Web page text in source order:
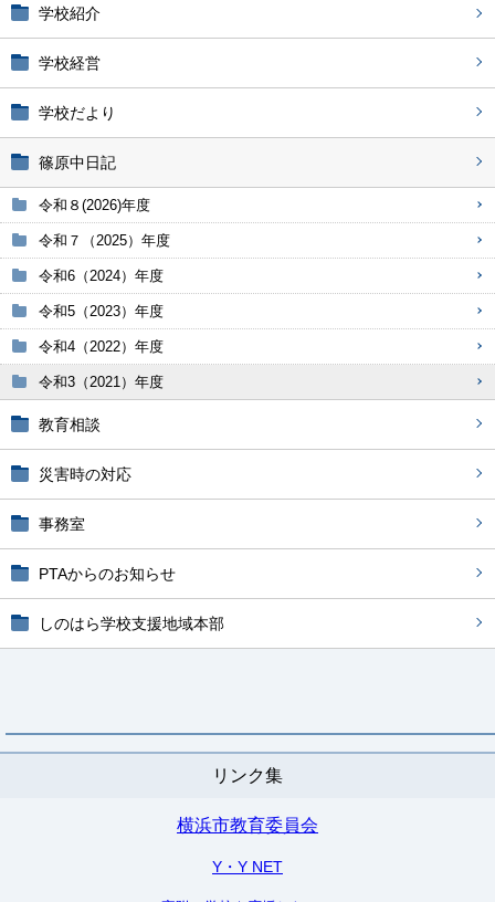
学校紹介
学校経営
学校だより
篠原中日記
令和８(2026)年度
令和７（2025）年度
令和6（2024）年度
令和5（2023）年度
令和4（2022）年度
令和3（2021）年度
教育相談
災害時の対応
事務室
PTAからのお知らせ
しのはら学校支援地域本部
リンク集
横浜市教育委員会
Y・Y NET